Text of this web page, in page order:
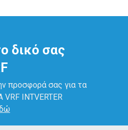
δικό σας
προσφορά σας για τα
VRF INTVERTER